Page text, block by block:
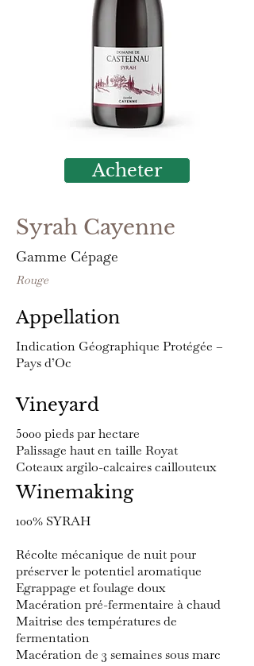
Acheter
Syrah Cayenne
Gamme Cépage
Rouge
Appellation
Indication Géographique Protégée –
Pays d’Oc
Vineyard
5000 pieds par hectare
Palissage haut en taille Royat
Coteaux argilo-calcaires caillouteux
Winemaking
100% SYRAH
Récolte mécanique de nuit pour
préserver le potentiel aromatique
Egrappage et foulage doux
Macération pré-fermentaire à chaud
Maitrise des températures de
fermentation
Macération de 3 semaines sous marc